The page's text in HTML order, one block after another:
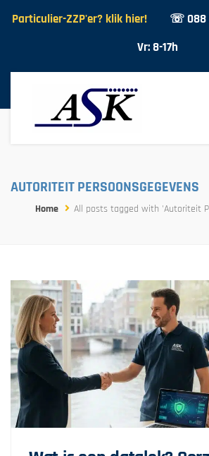
Particulier-ZZP'er? klik hier! ☏ 088
Vr: 8-17h
AUTORITEIT PERSOONSGEGEVENS
Home All posts tagged with 'Autoriteit